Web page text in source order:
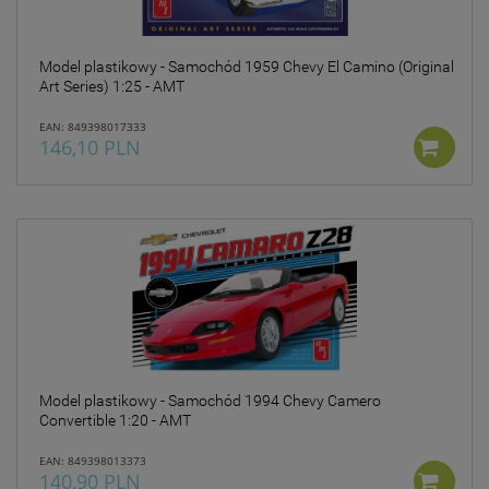
Model plastikowy - Samochód 1959 Chevy El Camino (Original
Art Series) 1:25 - AMT
EAN: 849398017333
146,10 PLN
Model plastikowy - Samochód 1994 Chevy Camero
Convertible 1:20 - AMT
EAN: 849398013373
140,90 PLN
prywatności w związku z
czym nie mamy wpływu na
prowadzoną przez
dostawców politykę
wykorzystywania przez nich
Inspektora Ochrony Danych,
pod adres
marketing@kecja.pllub nr
telefonu+48 693 713 987.